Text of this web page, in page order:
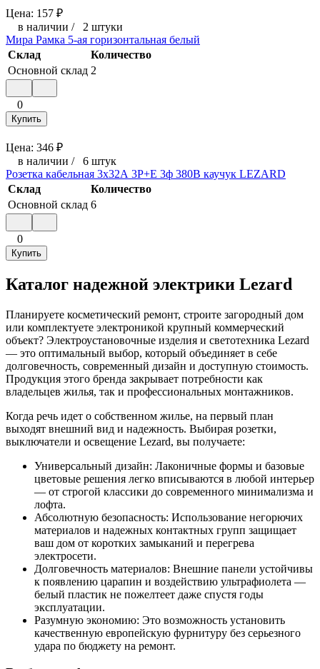
Цена: 157 ₽
в наличии / 2 штуки
Мира Рамка 5-ая горизонтальная белый
Склад
Количество
Основной склад 2
0
Купить
Цена: 346 ₽
в наличии / 6 штук
Розетка кабельная 3х32А 3P+E 3ф 380В каучук LEZARD
Склад
Количество
Основной склад 6
0
Купить
Каталог надежной электрики Lezard
Планируете косметический ремонт, строите загородный дом
или комплектуете электроникой крупный коммерческий
объект? Электроустановочные изделия и светотехника Lezard
— это оптимальный выбор, который объединяет в себе
долговечность, современный дизайн и доступную стоимость.
Продукция этого бренда закрывает потребности как
владельцев жилья, так и профессиональных монтажников.
Когда речь идет о собственном жилье, на первый план
выходят внешний вид и надежность. Выбирая розетки,
выключатели и освещение Lezard, вы получаете:
Универсальный дизайн: Лаконичные формы и базовые
цветовые решения легко вписываются в любой интерьер
— от строгой классики до современного минимализма и
лофта.
Абсолютную безопасность: Использование негорючих
материалов и надежных контактных групп защищает
ваш дом от коротких замыканий и перегрева
электросети.
Долговечность материалов: Внешние панели устойчивы
к появлению царапин и воздействию ультрафиолета —
белый пластик не пожелтеет даже спустя годы
эксплуатации.
Разумную экономию: Это возможность установить
качественную европейскую фурнитуру без серьезного
удара по бюджету на ремонт.